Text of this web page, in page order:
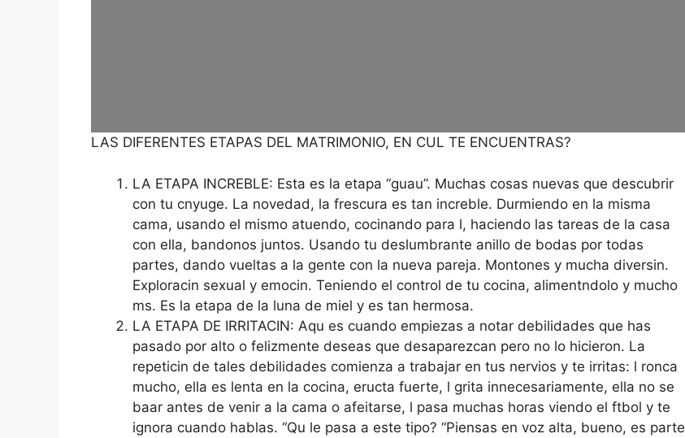
LAS DIFERENTES ETAPAS DEL MATRIMONIO, EN CUL TE ENCUENTRAS?
LA ETAPA INCREBLE: Esta es la etapa “guau”. Muchas cosas nuevas que descubrir
con tu cnyuge. La novedad, la frescura es tan increble. Durmiendo en la misma
cama, usando el mismo atuendo, cocinando para l, haciendo las tareas de la casa
con ella, bandonos juntos. Usando tu deslumbrante anillo de bodas por todas
partes, dando vueltas a la gente con la nueva pareja. Montones y mucha diversin.
Exploracin sexual y emocin. Teniendo el control de tu cocina, alimentndolo y mucho
ms. Es la etapa de la luna de miel y es tan hermosa.
LA ETAPA DE IRRITACIN: Aqu es cuando empiezas a notar debilidades que has
pasado por alto o felizmente deseas que desaparezcan pero no lo hicieron. La
repeticin de tales debilidades comienza a trabajar en tus nervios y te irritas: l ronca
mucho, ella es lenta en la cocina, eructa fuerte, l grita innecesariamente, ella no se
baar antes de venir a la cama o afeitarse, l pasa muchas horas viendo el ftbol y te
ignora cuando hablas. “Qu le pasa a este tipo? “Piensas en voz alta, bueno, es parte